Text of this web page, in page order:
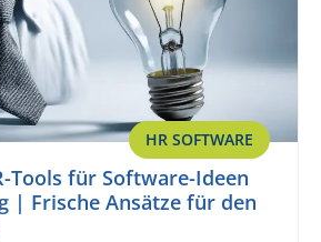
HR SOFTWARE
Tools für Software-Ideen
| Frische Ansätze für den